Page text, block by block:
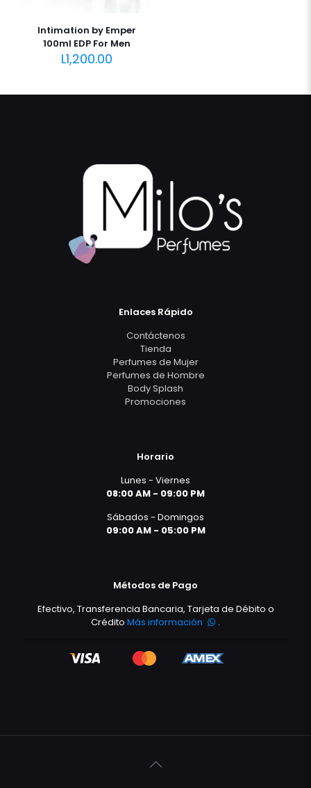
Intimation by Emper
100ml EDP For Men
L1,200.00
Enlaces Rápido
Contáctenos
Tienda
Perfumes de Mujer
Perfumes de Hombre
Body Splash
Promociones
Horario
Lunes - Viernes
08:00 AM - 09:00 PM
Sábados - Domingos
09:00 AM - 05:00 PM
Métodos de Pago
Efectivo, Transferencia Bancaria, Tarjeta de Débito o
CréditoMás información .